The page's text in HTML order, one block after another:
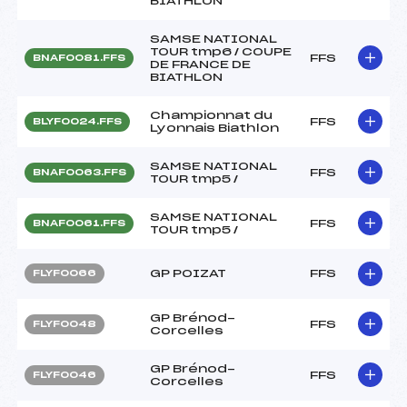
BNAF0081.FFS
SAMSE NATIONAL
TOUR tmp6 / COUPE
DE FRANCE DE
BIATHLON
FFS
BLYF0024.FFS
Championnat du
Lyonnais Biathlon
FFS
BNAF0063.FFS
SAMSE NATIONAL
TOUR tmp5 /
FFS
BNAF0061.FFS
SAMSE NATIONAL
TOUR tmp5 /
FFS
FLYF0066 GP POIZAT FFS
FLYF0048
GP Brénod-
Corcelles
FFS
FLYF0046
GP Brénod-
Corcelles
FFS